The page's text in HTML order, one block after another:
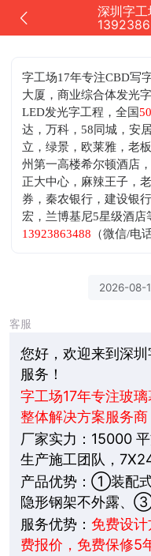
字工场17年专注CBD写
大厦，商业综合体发光
LED发光字工程，全国
达，万科，58同城，安
立，绿景，欧莱雅，老
州第一高楼希尔顿酒店
正大中心，麻辣王子，
券，秦农银行，建设银
宏，兰博基尼5星级酒店
13923863488 （微信/电
2026-08-
客服
您好，欢迎来到深
服务！
字工场17年专注玻
整体解决方案服务商
厂家实力：15000
生产施工团队，
产品优势：①装配
隐形钢架不外露、③
服务优势： 免费设
费报价，免费保修5